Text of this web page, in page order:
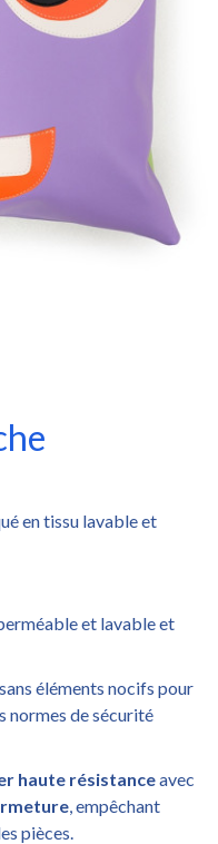
en tissu lavable et
et lavable et
éléments nocifs pour
normes de sécurité
haute résistanceavec
, empêchant
pièces.